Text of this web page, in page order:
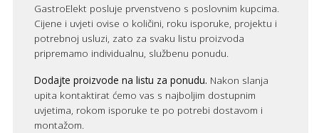
GastroElekt posluje prvenstveno s poslovnim kupcima.
Cijene i uvjeti ovise o količini, roku isporuke, projektu i
potrebnoj usluzi, zato za svaku listu proizvoda
pripremamo individualnu, službenu ponudu.
Dodajte proizvode na listu za ponudu. Nakon slanja
upita kontaktirat ćemo vas s najboljim dostupnim
uvjetima, rokom isporuke te po potrebi dostavom i
montažom.